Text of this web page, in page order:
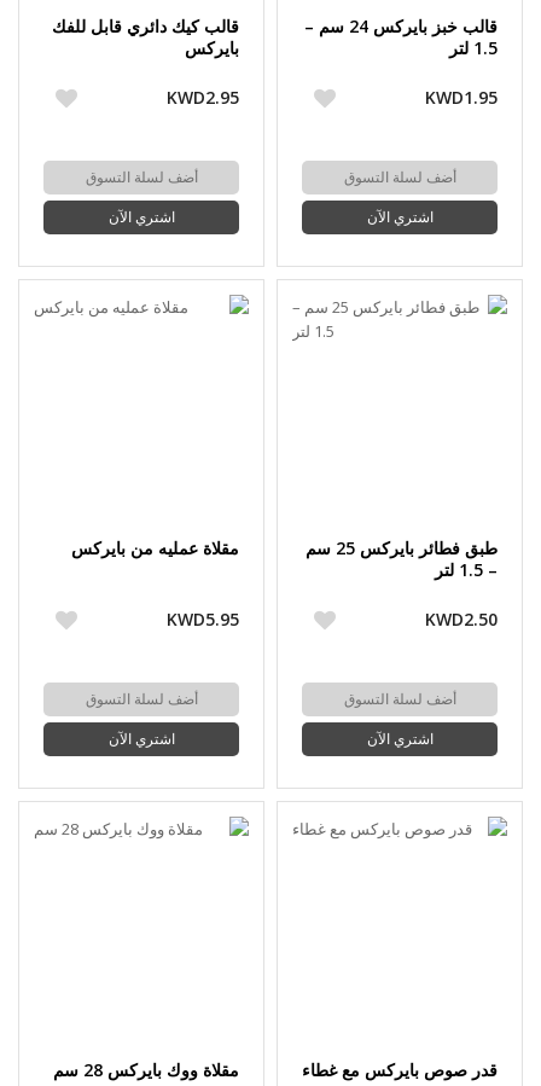
قالب خبز بايركس 24 سم –
1.5 لتر
KWD1.95
أضف لسلة التسوق
اشتري الآن
قالب كيك دائري قابل للفك
بايركس
KWD2.95
أضف لسلة التسوق
اشتري الآن
طبق فطائر بايركس 25 سم
– 1.5 لتر
KWD2.50
أضف لسلة التسوق
اشتري الآن
مقلاة عمليه من بايركس
KWD5.95
أضف لسلة التسوق
اشتري الآن
قدر صوص بايركس مع غطاء مقلاة ووك بايركس 28 سم